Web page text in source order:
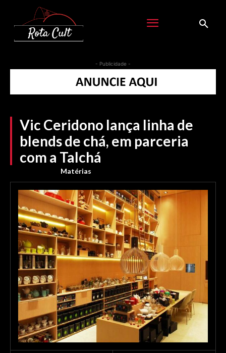
- Publicidade -
Vic Ceridono lança linha de
blends de chá, em parceria
com a Talchá
Matérias